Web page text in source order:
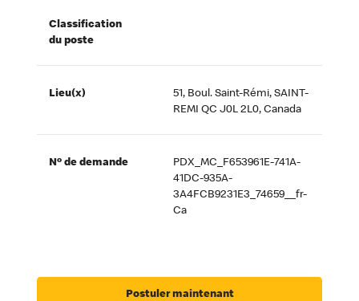
Classification
du poste
Lieu(x)
51, Boul. Saint-Rémi, SAINT-
REMI QC J0L 2L0, Canada
Nº de demande
PDX_MC_F653961E-741A-
41DC-935A-
3A4FCB9231E3_74659__fr-
Ca
Postuler maintenant